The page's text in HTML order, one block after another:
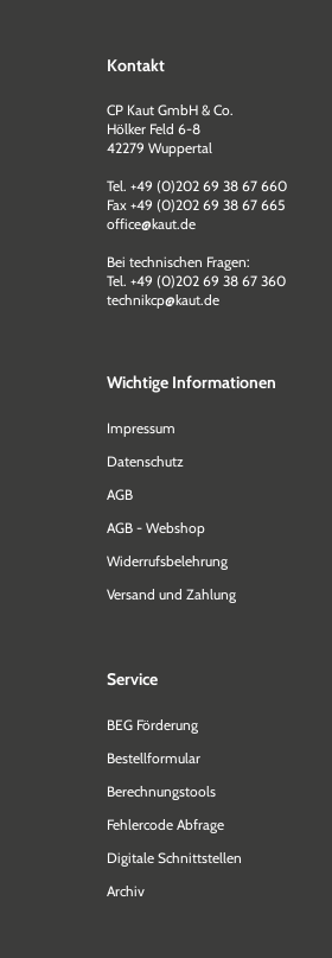
Kontakt
CP Kaut GmbH & Co.
Hölker Feld 6-8
42279 Wuppertal
Tel. +49 (0)202 69 38 67 660
Fax +49 (0)202 69 38 67 665
office@kaut.de
Bei technischen Fragen:
Tel. +49 (0)202 69 38 67 360
technikcp@kaut.de
Wichtige Informationen
Impressum
Datenschutz
AGB
AGB - Webshop
Widerrufsbelehrung
Versand und Zahlung
Service
BEG Förderung
Bestellformular
Berechnungstools
Fehlercode Abfrage
Digitale Schnittstellen
Archiv